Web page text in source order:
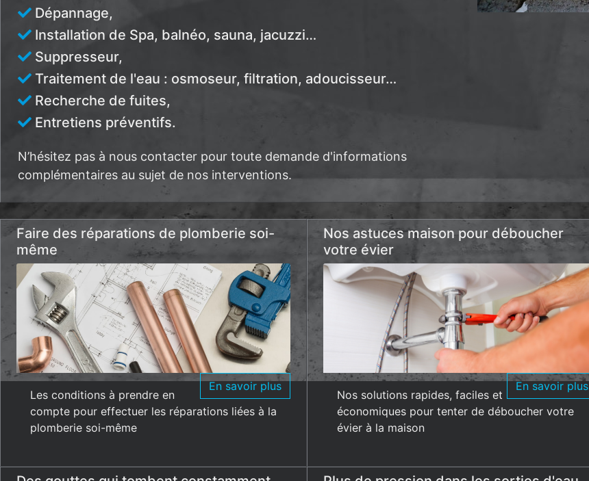
Dépannage,
Installation de Spa, balnéo, sauna, jacuzzi…
Suppresseur,
Traitement de l'eau : osmoseur, filtration, adoucisseur…
Recherche de fuites,
Entretiens préventifs.
N’hésitez pas à nous contacter pour toute demande d'informations
complémentaires au sujet de nos interventions.
Faire des réparations de plomberie soi-
même
En savoir plus
Les conditions à prendre en
compte pour effectuer les réparations liées à la
plomberie soi-même
Nos astuces maison pour déboucher
votre évier
En savoir plus
Nos solutions rapides, faciles et
économiques pour tenter de déboucher votre
évier à la maison